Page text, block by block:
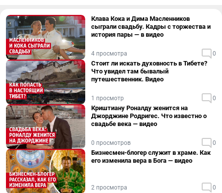
Клава Кока и Дима Масленников
сыграли свадьбу. Кадры с торжества и
история пары — в видео
4 просмотра 0
Стоит ли искать духовность в Тибете?
Что увидел там бывалый
путешественник. Видео
1 просмотр 0
Криштиану Роналду женится на
Джорджине Родригес. Что известно о
свадьбе века — видео
0 просмотров 0
Бизнесмен-блогер служит в храме. Как
его изменила вера в Бога — видео
2 просмотра 0